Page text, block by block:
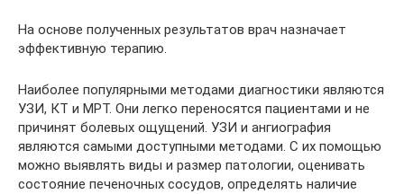
На основе полученных результатов врач назначает
эффективную терапию.
Наиболее популярными методами диагностики являются
УЗИ, КТ и МРТ. Они легко переносятся пациентами и не
причинят болевых ощущений. УЗИ и ангиография
являются самыми доступными методами. С их помощью
можно выявлять виды и размер патологии, оценивать
состояние печеночных сосудов, определять наличие